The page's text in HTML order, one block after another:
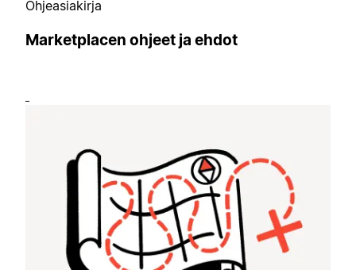
Ohjeasiakirja
Marketplacen ohjeet ja ehdot